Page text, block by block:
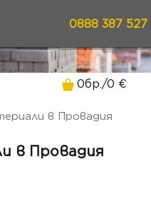
0888 387 527
0бр./0 €
в Провадия
в Провадия